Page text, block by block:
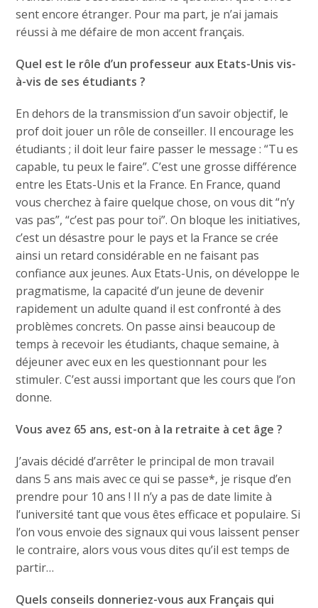
sent encore étranger. Pour ma part, je n’ai jamais
réussi à me défaire de mon accent français.
Quel est le rôle d’un professeur aux Etats-Unis vis-
à-vis de ses étudiants ?
En dehors de la transmission d’un savoir objectif, le
prof doit jouer un rôle de conseiller. Il encourage les
étudiants ; il doit leur faire passer le message : “Tu es
capable, tu peux le faire”. C’est une grosse différence
entre les Etats-Unis et la France. En France, quand
vous cherchez à faire quelque chose, on vous dit “n’y
vas pas”, “c’est pas pour toi”. On bloque les initiatives,
c’est un désastre pour le pays et la France se crée
ainsi un retard considérable en ne faisant pas
confiance aux jeunes. Aux Etats-Unis, on développe le
pragmatisme, la capacité d’un jeune de devenir
rapidement un adulte quand il est confronté à des
problèmes concrets. On passe ainsi beaucoup de
temps à recevoir les étudiants, chaque semaine, à
déjeuner avec eux en les questionnant pour les
stimuler. C’est aussi important que les cours que l’on
donne.
Vous avez 65 ans, est-on à la retraite à cet âge ?
J’avais décidé d’arrêter le principal de mon travail
dans 5 ans mais avec ce qui se passe*, je risque d’en
prendre pour 10 ans ! Il n’y a pas de date limite à
l’université tant que vous êtes efficace et populaire. Si
l’on vous envoie des signaux qui vous laissent penser
le contraire, alors vous vous dites qu’il est temps de
partir…
Quels conseils donneriez-vous aux Français qui